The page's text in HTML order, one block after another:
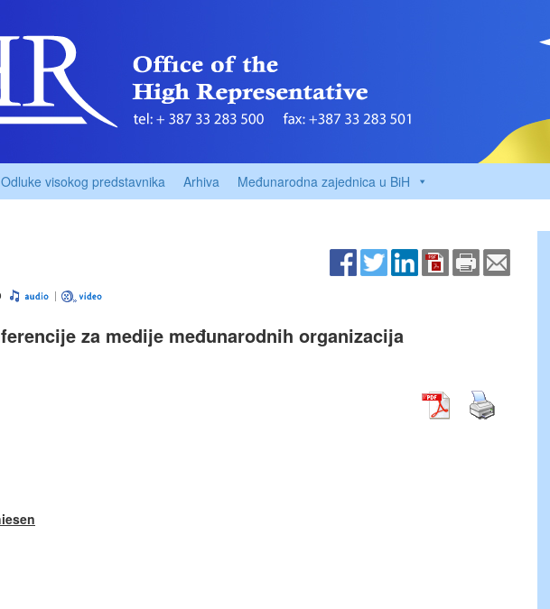
Odluke visokog predstavnika Arhiva Međunarodna zajednica u BiH
za medije međunarodnih organizacija